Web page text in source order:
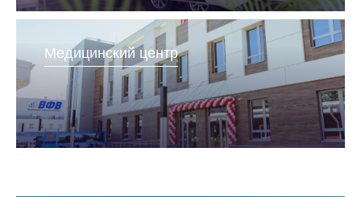
Медицинский центр